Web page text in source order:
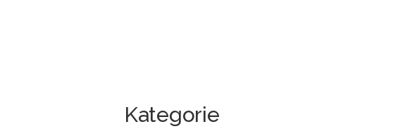
Kategorie